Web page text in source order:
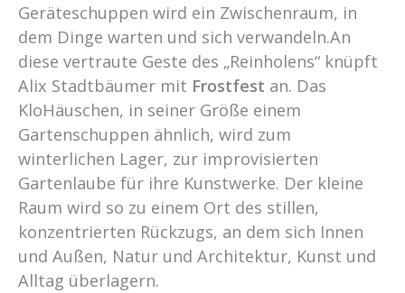
Geräteschuppen wird ein Zwischenraum, in
dem Dinge warten und sich verwandeln.An
diese vertraute Geste des „Reinholens“ knüpft
Alix Stadtbäumer mit Frostfest an. Das
KloHäuschen, in seiner Größe einem
Gartenschuppen ähnlich, wird zum
winterlichen Lager, zur improvisierten
Gartenlaube für ihre Kunstwerke. Der kleine
Raum wird so zu einem Ort des stillen,
konzentrierten Rückzugs, an dem sich Innen
und Außen, Natur und Architektur, Kunst und
Alltag überlagern.